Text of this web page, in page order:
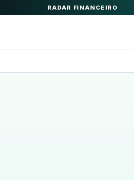
RADAR FINANCEIRO